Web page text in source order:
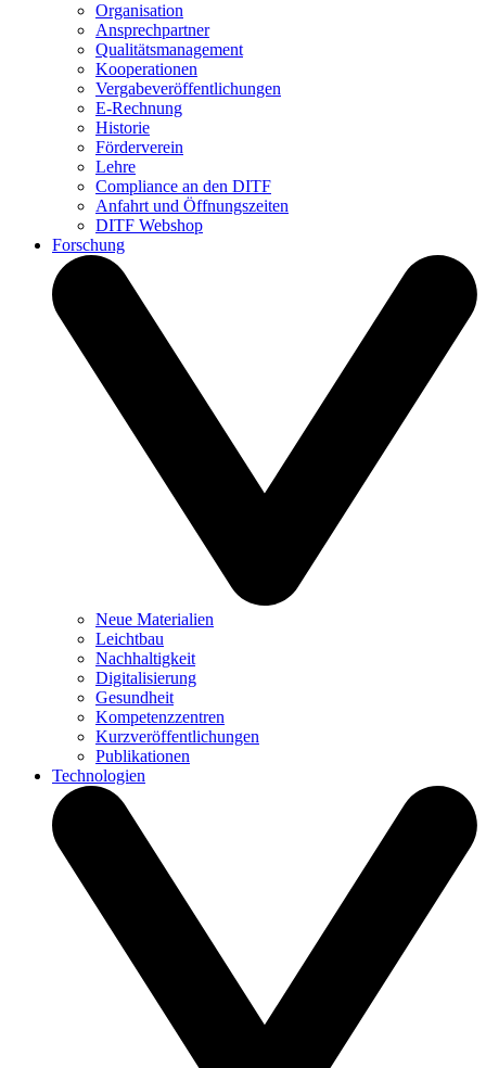
Organisation
Ansprechpartner
Qualitätsmanagement
Kooperationen
Vergabeveröffentlichungen
E-Rechnung
Historie
Förderverein
Lehre
Compliance an den DITF
Anfahrt und Öffnungszeiten
DITF Webshop
Forschung
Neue Materialien
Leichtbau
Nachhaltigkeit
Digitalisierung
Gesundheit
Kompetenzzentren
Kurzveröffentlichungen
Publikationen
Technologien